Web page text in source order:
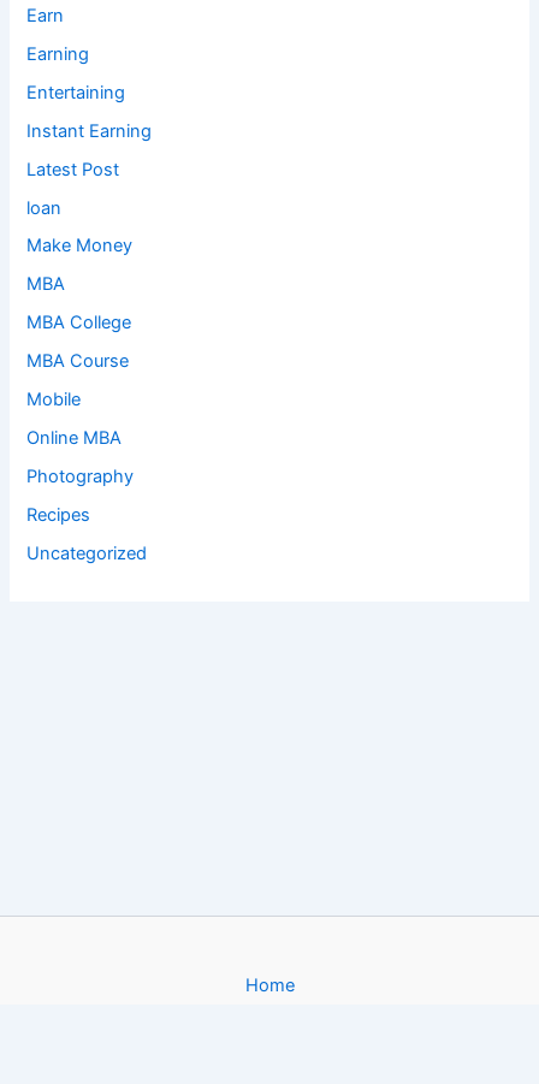
Earn
Earning
Entertaining
Instant Earning
Latest Post
loan
Make Money
MBA
MBA College
MBA Course
Mobile
Online MBA
Photography
Recipes
Uncategorized
Home